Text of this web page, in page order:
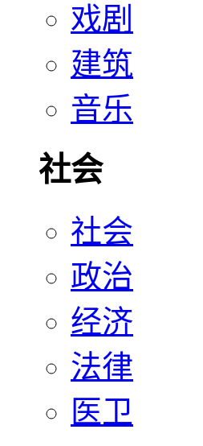
戏剧
建筑
音乐
社会
社会
政治
经济
法律
医卫